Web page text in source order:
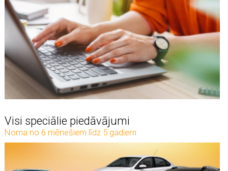
Visi speciālie piedāvājumi
Noma no 6 mēnešiem līdz 5 gadiem